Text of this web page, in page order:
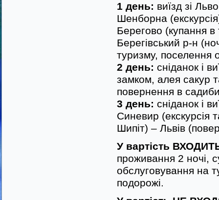
1 день: виїзд зі
Шенборна
Берегово (купання в
Берегівський р-н
туризму, поселення
2 день: сніданок і
замком, алея сакур
повернення в
3 день: сніданок і
Синевир (екскурсія
Шипіт) – Львів
У вартість
проживання 2 ночі,
обслуговування на
подорожі.